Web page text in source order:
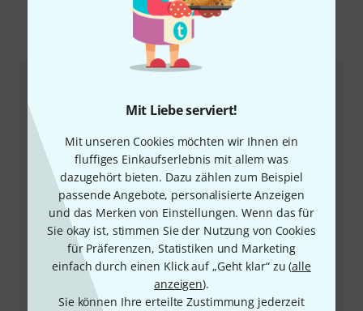
Mit Liebe serviert!
Mit unseren Cookies möchten wir Ihnen ein
fluffiges Einkaufserlebnis mit allem was
dazugehört bieten. Dazu zählen zum Beispiel
passende Angebote, personalisierte Anzeigen
und das Merken von Einstellungen. Wenn das für
Sie okay ist, stimmen Sie der Nutzung von Cookies
für Präferenzen, Statistiken und Marketing
einfach durch einen Klick auf „Geht klar“ zu (alle
anzeigen).
Sie können Ihre erteilte Zustimmung jederzeit
So erreichen Sie uns
+49-9546-9223-66
Unser Thomann Team Kundenservice steht Ihnen bei
allen Fragen und Problemen nach dem Kauf zur Seite.